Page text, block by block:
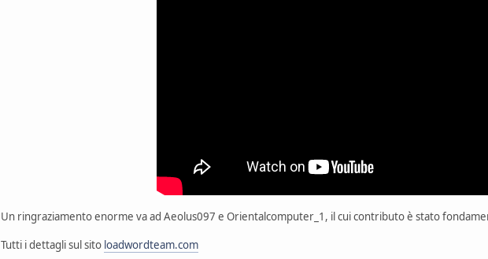
Un ringraziamento enorme va ad Aeolus097 e Orientalcomputer_1, il cui contributo è stato
Tutti i dettagli sul sito loadwordteam.com